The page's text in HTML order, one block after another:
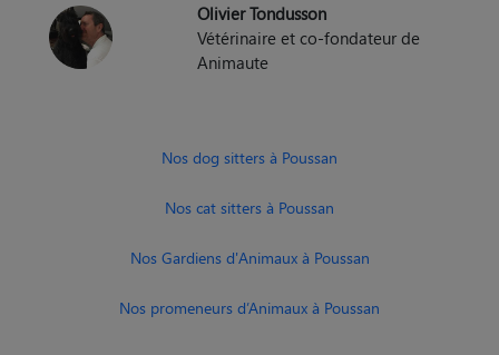
Olivier Tondusson
Vétérinaire et co-fondateur de
Animaute
Nos dog sitters à Poussan
Nos cat sitters à Poussan
Nos Gardiens d'Animaux à Poussan
Nos promeneurs d’Animaux à Poussan